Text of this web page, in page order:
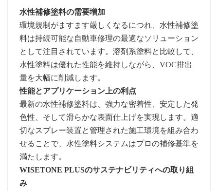
中文
水性補修塗料の需要増加
環境規制がますます厳しくなるにつれ、水性補修塗
料は持続可能な自動車修理の最適なソリューション
として注目されています。溶剤系塗料と比較して、
水性塗料は優れた性能を維持しながら、VOC排出
量を大幅に削減します。
性能とアプリケーション上の利点
最新の水性補修塗料は、強力な密着性、安定した発
色性、そして滑らかな表面仕上げを実現します。適
切なスプレー装置と管理された施工環境を組み合わ
せることで、水性塗料システムはプロの補修基準を
満たします。
WISETONE PLUSのサステナビリティへの取り組
み